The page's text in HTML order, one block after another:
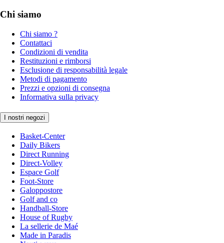
Chi siamo
Chi siamo ?
Contattaci
Condizioni di vendita
Restituzioni e rimborsi
Esclusione di responsabilità legale
Metodi di pagamento
Prezzi e opzioni di consegna
Informativa sulla privacy
I nostri negozi
Basket-Center
Daily Bikers
Direct Running
Direct-Volley
Espace Golf
Foot-Store
Galoppostore
Golf and co
Handball-Store
House of Rugby
La sellerie de Maé
Made in Paradis